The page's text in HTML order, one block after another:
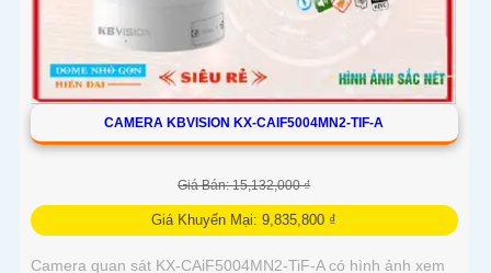
CAMERA KBVISION KX-CAIF5004MN2-TIF-A
Giá Bán: 15,132,000 ₫
Giá Khuyến Mại: 9,835,800 ₫
Camera quan sát KX-CAiF5004MN2-TiF-A có hình ảnh xem